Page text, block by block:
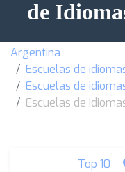
de
Argentina
Escuelas de
Escuelas de
Escuelas de
Top 10